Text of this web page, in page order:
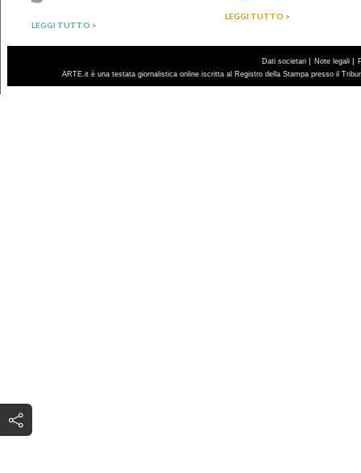
LEGGI TUTTO >
LEGGI TUTTO >
Dati societari | Note legali |
ARTE.it è una testata giornalistica online iscritta al Registro della Stampa presso il